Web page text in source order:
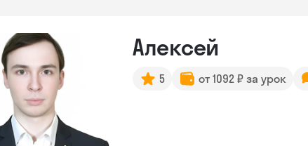
Алексей
5 от 1092 ₽ за урок